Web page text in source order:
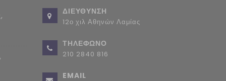
ΔΙΕΥΘΥΝΣΗ
12ο χιλ Αθηνών Λαμίας
ΤΗΛΕΦΩΝΟ
210 2840 816
EMAIL